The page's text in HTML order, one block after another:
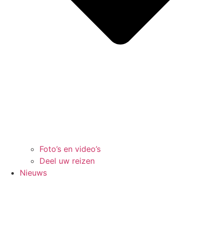
Foto’s en video’s
Deel uw reizen
Nieuws